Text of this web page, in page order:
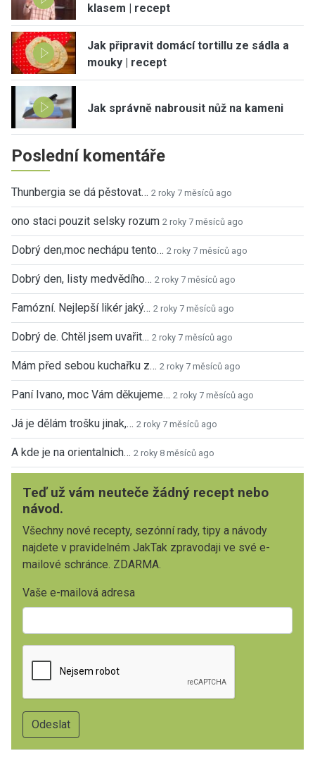
klasem | recept
Jak připravit domácí tortillu ze sádla a
mouky | recept
Jak správně nabrousit nůž na kameni
Poslední komentáře
Thunbergia se dá pěstovat… 2 roky 7 měsíců ago
ono staci pouzit selsky rozum 2 roky 7 měsíců ago
Dobrý den,moc nechápu tento… 2 roky 7 měsíců ago
Dobrý den, listy medvědího… 2 roky 7 měsíců ago
Famózní. Nejlepší likér jaký… 2 roky 7 měsíců ago
Dobrý de. Chtěl jsem uvařit… 2 roky 7 měsíců ago
Mám před sebou kuchařku z… 2 roky 7 měsíců ago
Paní Ivano, moc Vám děkujeme… 2 roky 7 měsíců ago
Já je dělám trošku jinak,… 2 roky 7 měsíců ago
A kde je na orientalnich… 2 roky 8 měsíců ago
Teď už vám neuteče žádný recept nebo
návod.
Všechny nové recepty, sezónní rady, tipy a návody
najdete v pravidelném JakTak zpravodaji ve své e-
mailové schránce. ZDARMA.
Vaše e-mailová adresa